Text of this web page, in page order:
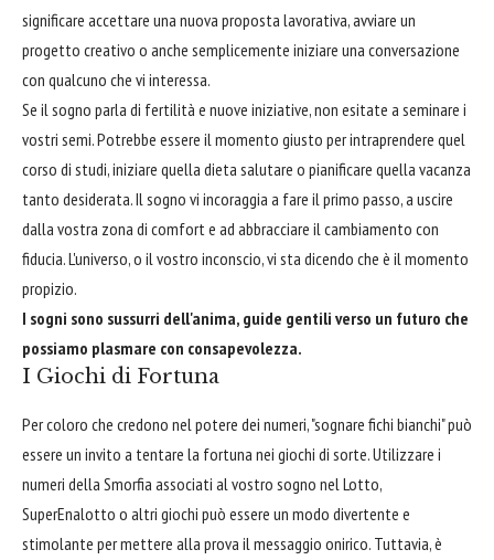
significare accettare una nuova proposta lavorativa, avviare un
progetto creativo o anche semplicemente iniziare una conversazione
con qualcuno che vi interessa.
Se il sogno parla di fertilità e nuove iniziative, non esitate a seminare i
vostri semi. Potrebbe essere il momento giusto per intraprendere quel
corso di studi, iniziare quella dieta salutare o pianificare quella vacanza
tanto desiderata. Il sogno vi incoraggia a fare il primo passo, a uscire
dalla vostra zona di comfort e ad abbracciare il cambiamento con
fiducia. L'universo, o il vostro inconscio, vi sta dicendo che è il momento
propizio.
I sogni sono sussurri dell'anima, guide gentili verso un futuro che
possiamo plasmare con consapevolezza.
I Giochi di Fortuna
Per coloro che credono nel potere dei numeri, "sognare fichi bianchi" può
essere un invito a tentare la fortuna nei giochi di sorte. Utilizzare i
numeri della Smorfia associati al vostro sogno nel Lotto,
SuperEnalotto o altri giochi può essere un modo divertente e
stimolante per mettere alla prova il messaggio onirico. Tuttavia, è